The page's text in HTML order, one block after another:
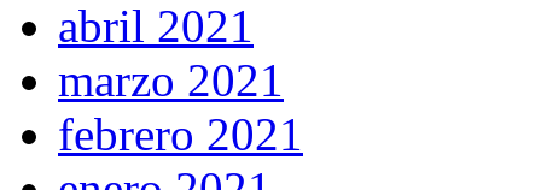
abril 2021
marzo 2021
febrero 2021